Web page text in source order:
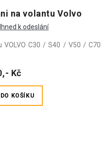
na volantu Volvo
k odeslání
C30 / S40 / V50 / C70
Kč
DO KOŠÍKU